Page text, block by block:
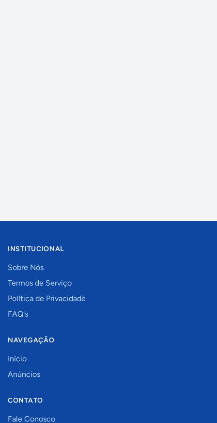
INSTITUCIONAL
Sobre Nós
Termos de Serviço
Política de Privacidade
FAQ's
NAVEGAÇÃO
Início
Anúncios
CONTATO
Fale Conosco